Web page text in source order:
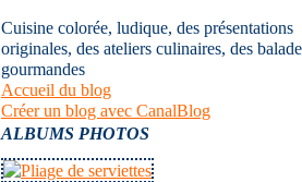
Cuisine colorée, ludique, des présentations
originales, des ateliers culinaires, des
gourmandes
Accueil du blog
Créer un blog avec CanalBlog
ALBUMS PHOTOS